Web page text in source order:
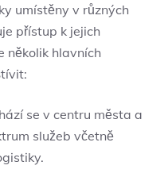
umístěny v různých
přístup k jejich
několik hlavních
se v centru města a
služeb včetně